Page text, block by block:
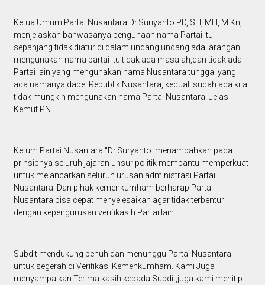
Ketua Umum Partai Nusantara Dr.Suriyanto PD, SH, MH, M.Kn,
menjelaskan bahwasanya pengunaan nama Partai itu
sepanjang tidak diatur di dalam undang undang,ada larangan
mengunakan nama partai itu tidak ada masalah,dan tidak ada
Partai lain yang mengunakan nama Nusantara tunggal yang
ada namanya dabel Republik Nusantara, kecuali sudah ada kita
tidak mungkin mengunakan nama Partai Nusantara. Jelas
Kemut PN.
Ketum Partai Nusantara "Dr.Suryanto menambahkan pada
prinsipnya seluruh jajaran unsur politik membantu memperkuat
untuk melancarkan seluruh urusan administrasi Partai
Nusantara. Dan pihak kemenkumham berharap Partai
Nusantara bisa cepat menyelesaikan agar tidak terbentur
dengan kepengurusan verifikasih Partai lain.
Subdit mendukung penuh dan menunggu Partai Nusantara
untuk segerah di Verifikasi Kemenkumham. Kami Juga
menyampaikan Terima kasih kepada Subdit,juga kami menitip